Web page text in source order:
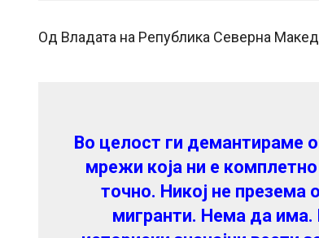
Од Владата на Република Северна
Во целост ги демантираме
мрежи која ни е
точно. Никој не презема
мигранти. Нема да